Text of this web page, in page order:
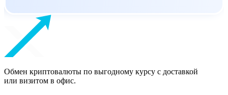
Обмен криптовалюты по выгодному курсу с доставкой
или визитом в офис.